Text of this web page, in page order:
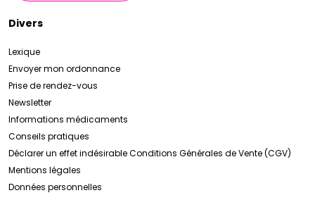
Divers
Lexique
Envoyer mon ordonnance
Prise de rendez-vous
Newsletter
Informations médicaments
Conseils pratiques
Déclarer un effet indésirableConditions Générales de Vente (CGV)
Mentions légales
Données personnelles